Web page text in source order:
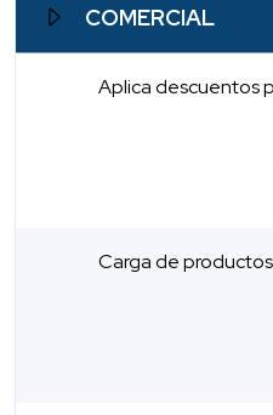
COMERCIAL
Aplica descuentos
Carga de